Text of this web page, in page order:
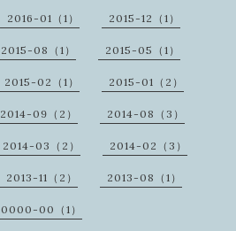
2016-01（1） 2015-12（1）
2015-08（1） 2015-05（1）
2015-02（1） 2015-01（2）
2014-09（2） 2014-08（3）
2014-03（2） 2014-02（3）
2013-11（2） 2013-08（1）
0000-00（1）